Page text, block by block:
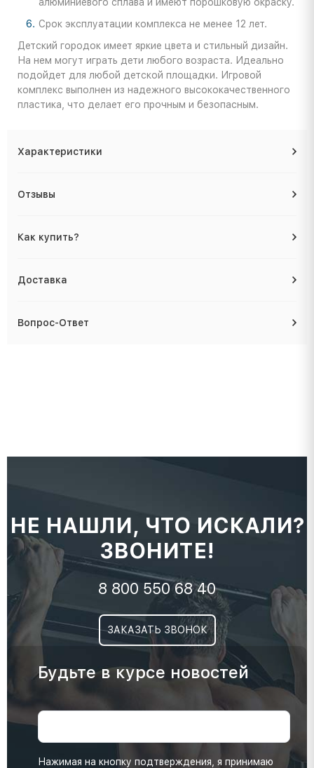
Срок эксплуатации комплекса не менее 12 лет.
Детский городок имеет яркие цвета и стильный дизайн.
На нем могут играть дети любого возраста. Идеально
подойдет для любой детской площадки. Игровой
комплекс выполнен из надежного высококачественного
пластика, что делает его прочным и безопасным.
Характеристики
Отзывы
Как купить?
Доставка
Вопрос-Ответ
НЕ НАШЛИ, ЧТО ИСКАЛИ?
ЗВОНИТЕ!
8 800 550 68 40
ЗАКАЗАТЬ ЗВОНОК
Будьте в курсе новостей
Нажимая на кнопку подтверждения, я принимаю